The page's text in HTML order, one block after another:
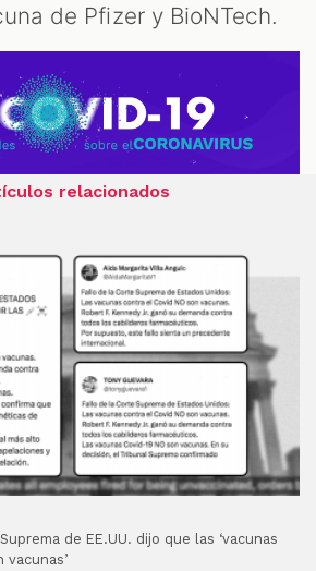
de Pfizer y BioNTech.
relacionados
de EE.UU. dijo que las ‘vacunas